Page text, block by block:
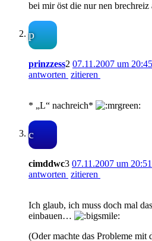
bei mir öst die nur nen brechreiz
p
prinzzess2 07.11.2007 um 20:45
antworten zitieren
* „L“ nachreich*
c
cimddwc3 07.11.2007 um 20:51
antworten zitieren
Ich glaub, ich muss doch mal
einbauen…
(Oder machte das Probleme mit